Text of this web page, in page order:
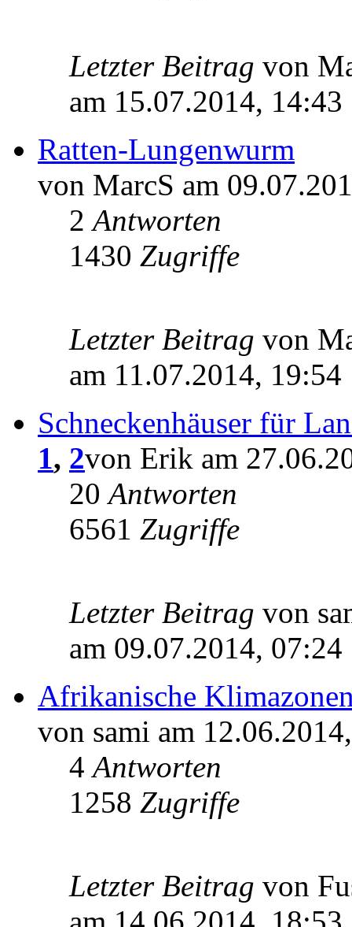
Letzter Beitrag von
am 15.07.2014, 14:43
Ratten-Lungenwurm
von MarcS am
2Antworten
1430 Zugriffe
Letzter Beitrag von
am 11.07.2014, 19:54
Schneckenhäuser für
1, 2von Erik am
20Antworten
6561 Zugriffe
Letzter Beitrag von
am 09.07.2014, 07:24
Afrikanische
von sami am
4Antworten
1258 Zugriffe
Letzter Beitrag von